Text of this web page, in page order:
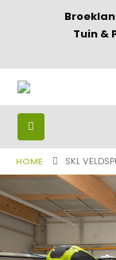
Tuin &
HOME SKL